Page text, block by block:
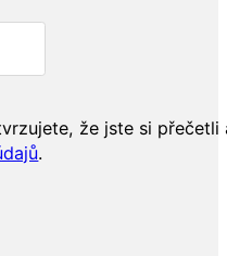
že jste si přečetli
.